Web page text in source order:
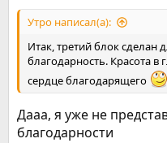
Утро написал(а):
Итак, третий блок сделан
благодарность. Красота в
сердце благодарящего
Дааа, я уже не
благодарности